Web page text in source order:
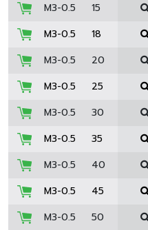
M3-0.5
15
M3-0.5
18
M3-0.5
20
M3-0.5
25
M3-0.5
30
M3-0.5
35
M3-0.5
40
M3-0.5
45
M3-0.5
50